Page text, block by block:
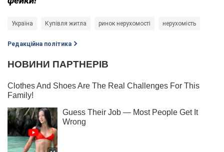
Україна Купівля житла ринок нерухомості нерухомість
Редакційна політика